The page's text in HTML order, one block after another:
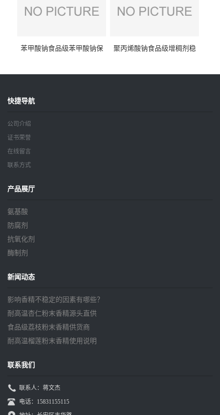
苯甲酸钠食品级苯甲酸钠保
聚丙烯酸钠食品级增稠剂稳
快捷导航
公司介绍
证书荣誉
在线留言
联系方式
产品展厅
氨基酸
防腐剂
抗氧化剂
酶制剂
新闻动态
影响香精不稳定的因素有哪些？
耐高温杏仁粉末香精源头直供
食品级荔枝粉末香精供货商
耐高温榴莲粉末香精使用说明
联系我们
联系人：蒋文杰
电话：15831155115